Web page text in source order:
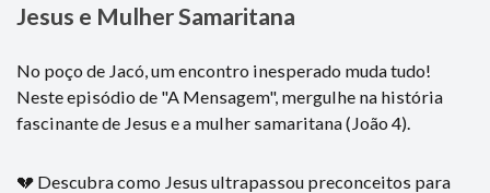
Jesus e Mulher Samaritana
No poço de Jacó, um encontro inesperado muda tudo!
Neste episódio de "A Mensagem", mergulhe na história
fascinante de Jesus e a mulher samaritana (João 4).
💔 Descubra como Jesus ultrapassou preconceitos para